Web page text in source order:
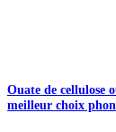
Ouate de cellulose
meilleur choix